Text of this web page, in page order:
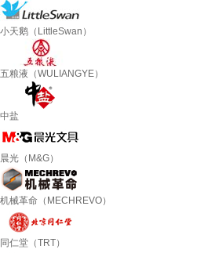
小天鹅（LittleSwan）
五粮液（WULIANGYE）
中盐
晨光（M&G）
机械革命（MECHREVO）
同仁堂（TRT）